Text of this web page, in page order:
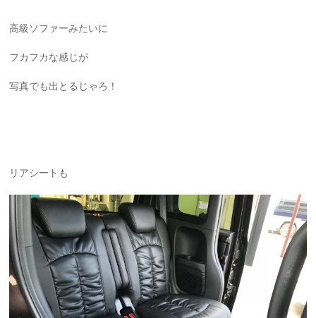
高級ソファーみたいに
フカフカな感じが
写真でも出とるじゃろ！
リアシートも